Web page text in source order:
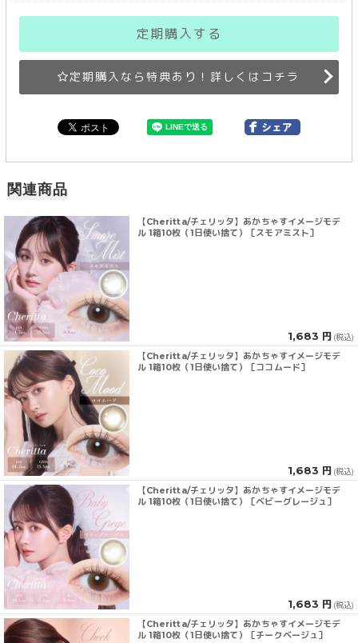
定期購入する
定期購入なら特典あり！詳しくはコチラ
関連商品
【Cheritta/チェリッタ】あかちゃすイメージモデ
ル 1箱10枚（1日使い捨て）［スモアミスト］
1,683 円 (税込)
【Cheritta/チェリッタ】あかちゃすイメージモデ
ル 1箱10枚（1日使い捨て）［ココムード］
1,683 円 (税込)
【Cheritta/チェリッタ】あかちゃすイメージモデ
ル 1箱10枚（1日使い捨て）［ベビーグレージュ］
1,683 円 (税込)
【Cheritta/チェリッタ】あかちゃすイメージモデ
ル 1箱10枚（1日使い捨て）［チークベージュ］